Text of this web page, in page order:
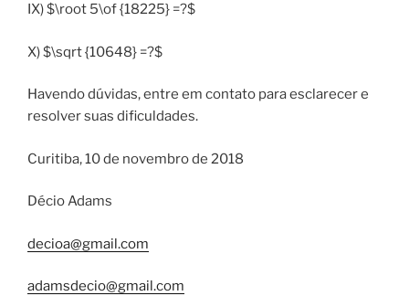
IX) $\root 5\of {18225} =?$
X) $\sqrt {10648} =?$
Havendo dúvidas, entre em contato para esclarecer e
resolver suas dificuldades.
Curitiba, 10 de novembro de 2018
Décio Adams
decioa@gmail.com
adamsdecio@gmail.com